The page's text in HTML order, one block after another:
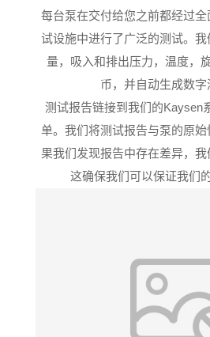
每台泵在交付给您之前都经过全
试设施中进行了广泛的测试。 我
量，吸入和排出压力，温度，
币，并自动生成数字
测试报告链接到我们的Kaysen
单。我们将测试报告与泵的原
果我们发现报告中存在差异，我
这确保我们可以保证我们